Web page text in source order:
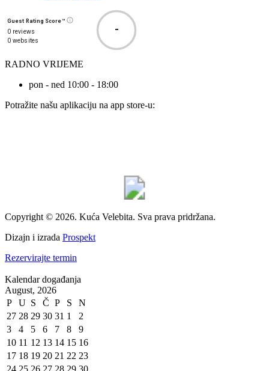
Guest Rating Score™
0 reviews
0 websites
-
RADNO VRIJEME
pon - ned 10:00 - 18:00
Potražite našu aplikaciju na app store-u:
Copyright © 2026. Kuća Velebita. Sva prava pridržana.
Dizajn i izrada Prospekt
Rezervirajte termin
Kalendar događanja
August, 2026
P
U S Č P S
N
27 28 29 30 31 1
2
3
4 5 6 7 8
9
10 11 12 13 14 15 16
17 18 19 20 21 22 23